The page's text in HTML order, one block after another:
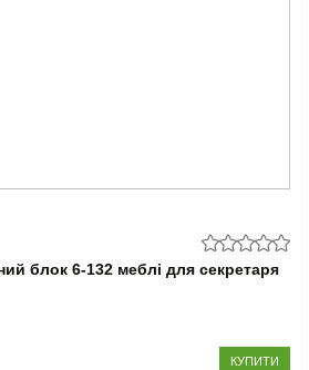
блок 6-132 меблі для секретаря
КУПИТИ